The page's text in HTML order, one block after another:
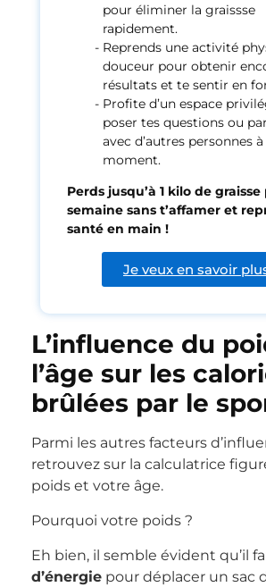
pour éliminer la graissse
rapidement.
Reprends une activité
douceur pour obtenir
résultats et te sentir en
Profite d’un espace
poser tes questions ou
avec d’autres personnes
moment.
Perds jusqu’à 1 kilo de graisse
semaine sans t’affamer et
santé en main !
Je veux en savoir
L’influence du
l’âge sur les
brûlées par le
Parmi les autres facteurs
retrouvez sur la calculatrice
poids et votre âge.
Pourquoi votre poids ?
Eh bien, il semble évident qu’il
d’énergie pour déplacer un sac